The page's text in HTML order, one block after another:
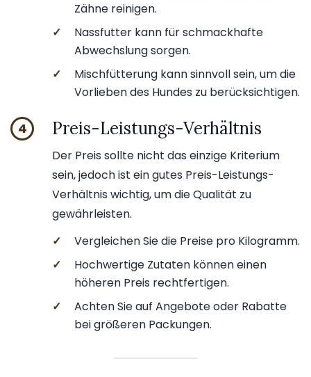
Zähne reinigen.
✓
Nassfutter kann für schmackhafte
Abwechslung sorgen.
✓
Mischfütterung kann sinnvoll sein, um die
Vorlieben des Hundes zu berücksichtigen.
4 Preis-Leistungs-Verhältnis
Der Preis sollte nicht das einzige Kriterium
sein, jedoch ist ein gutes Preis-Leistungs-
Verhältnis wichtig, um die Qualität zu
gewährleisten.
✓
Vergleichen Sie die Preise pro Kilogramm.
✓
Hochwertige Zutaten können einen
höheren Preis rechtfertigen.
✓
Achten Sie auf Angebote oder Rabatte
bei größeren Packungen.